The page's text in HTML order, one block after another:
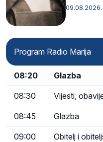
listopada
09.08.2026.
Program Radio Marija
08:20 Glazba
08:30 Vijesti,
08:45 Glazba
09:00 Obitelj i